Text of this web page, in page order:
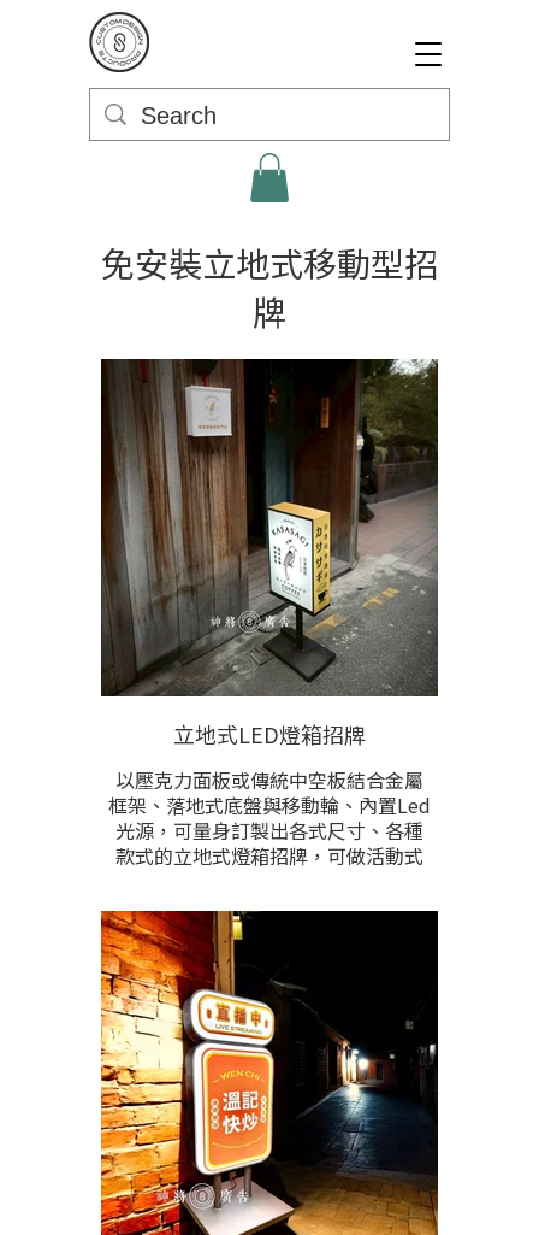
免安裝立地式移動型招
牌
立地式LED燈箱招牌
以壓克力面板或傳統中空板結合金屬
框架、落地式底盤與移動輪、內置Led
光源，可量身訂製出各式尺寸、各種
款式的立地式燈箱招牌，可做活動式
體堅韌耐用，做工細緻，全防水、亦
適用於全戶外。
壓克力面板中，除了有復古型豆腐角
凸型立體面板外，也可以是平面滿板
的作法。尺寸、做工樣式、顏色、內
容排版皆能根據需求訂做。歡迎提供
製作尺寸、樣式，與現場照片洽詢。